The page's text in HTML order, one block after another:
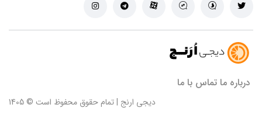
درباره ما تماس با ما
دیجی ارنج | تمام حقوق محفوظ است © 1405